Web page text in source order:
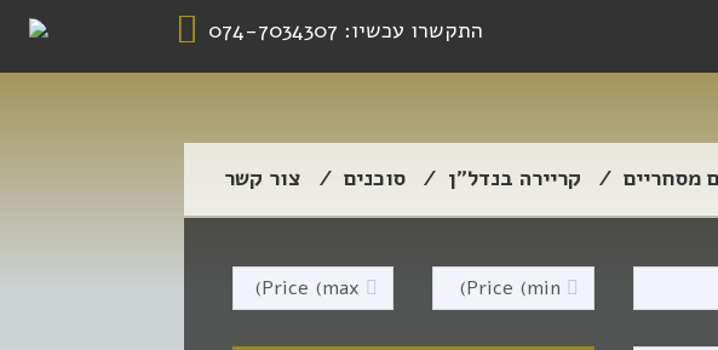
התקשרו עכשיו: 074-7034307
מסחריים קריירה בנדל”ן סוכנים צור קשר